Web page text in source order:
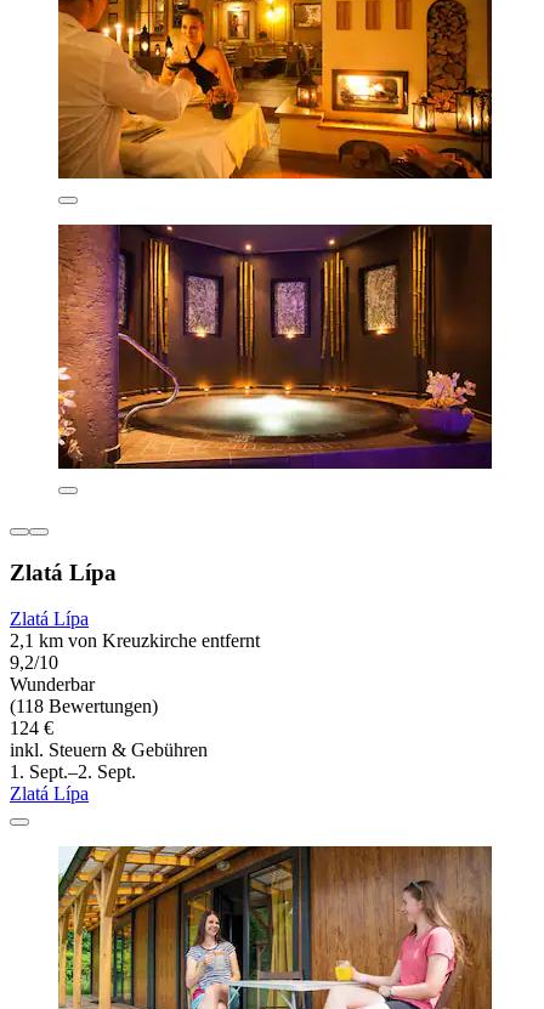
Zlatá Lípa
Zlatá Lípa
2,1 km von Kreuzkirche entfernt
9,2/10
Wunderbar
(118 Bewertungen)
124 €
inkl. Steuern & Gebühren
1. Sept.–2. Sept.
Zlatá Lípa